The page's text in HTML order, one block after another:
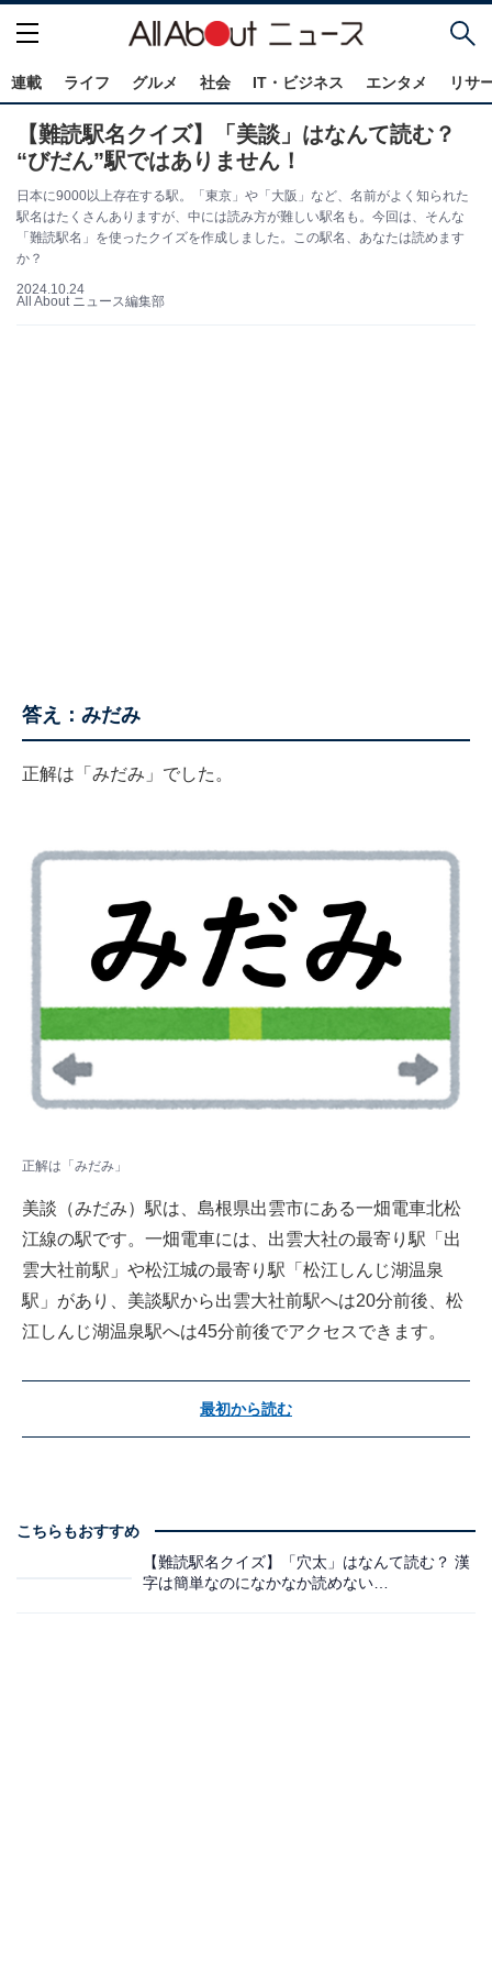
連載 ライフ グルメ 社会 IT・ビジネス エンタメ リサ
【難読駅名クイズ】「美談」はなんて読む？
“びだん”駅ではありません！
日本に9000以上存在する駅。「東京」や「大阪」など、名前がよく知られた
駅名はたくさんありますが、中には読み方が難しい駅名も。今回は、そんな
「難読駅名」を使ったクイズを作成しました。この駅名、あなたは読めます
か？
2024.10.24
All About ニュース編集部
答え：みだみ
正解は「みだみ」でした。
正解は「みだみ」
美談（みだみ）駅は、島根県出雲市にある一畑電車北松
江線の駅です。一畑電車には、出雲大社の最寄り駅「出
雲大社前駅」や松江城の最寄り駅「松江しんじ湖温泉
駅」があり、美談駅から出雲大社前駅へは20分前後、松
江しんじ湖温泉駅へは45分前後でアクセスできます。
最初から読む
こちらもおすすめ
【難読駅名クイズ】「穴太」はなんて読む？ 漢
字は簡単なのになかなか読めない…